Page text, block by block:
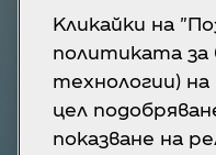
Кликайки на
политиката за
технологии)
цел
показване на